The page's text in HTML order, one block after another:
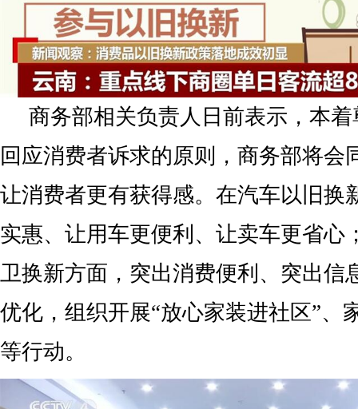
商务部相关负责人日前表示，本
回应消费者诉求的原则，商务部将会
让消费者更有获得感。在汽车以旧换
实惠、让用车更便利、让卖车更省心
卫换新方面，突出消费便利、突出信
优化，组织开展“放心家装进社区”、
等行动。